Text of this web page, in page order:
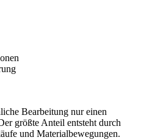
Bearbeitung nur einen
größte Anteil entsteht durch
und Materialbewegungen.